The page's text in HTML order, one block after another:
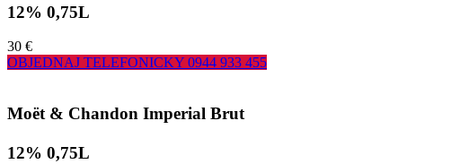
12% 0,75L
30 €
OBJEDNAJ TELEFONICKY 0944 933 455
Moët & Chandon Imperial Brut
12% 0,75L